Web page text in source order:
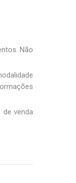
Não
de venda